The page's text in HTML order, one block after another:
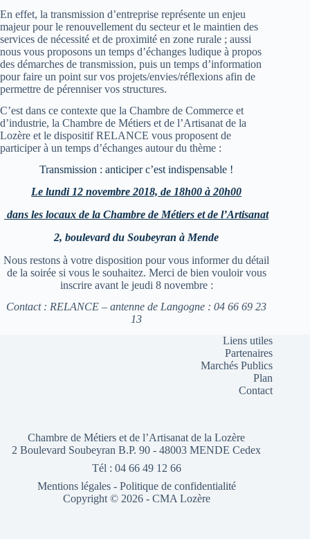
En effet, la transmission d’entreprise représente un enjeu
majeur pour le renouvellement du secteur et le maintien des
services de nécessité et de proximité en zone rurale ; aussi
nous vous proposons un temps d’échanges ludique à propos
des démarches de transmission, puis un temps d’information
pour faire un point sur vos projets/envies/réflexions afin de
permettre de pérenniser vos structures.
C’est dans ce contexte que la Chambre de Commerce et
d’industrie, la Chambre de Métiers et de l’Artisanat de la
Lozère et le dispositif RELANCE vous proposent de
participer à un temps d’échanges autour du thème :
Transmission : anticiper c’est indispensable !
Le lundi 12 novembre 2018, de 18h00 à 20h00
dans les locaux de la Chambre de Métiers et de l’Artisanat
2, boulevard du Soubeyran à Mende
Nous restons à votre disposition pour vous informer du détail
de la soirée si vous le souhaitez. Merci de bien vouloir vous
inscrire avant le jeudi 8 novembre :
Contact : RELANCE – antenne de Langogne : 04 66 69 23
13
Liens utiles
Partenaires
Marchés Publics
Plan
Contact
Chambre de Métiers et de l’Artisanat de la Lozère
2 Boulevard Soubeyran B.P. 90 - 48003 MENDE Cedex
Tél : 04 66 49 12 66
Mentions légales- Politique de confidentialité
Copyright © 2026 - CMA Lozère